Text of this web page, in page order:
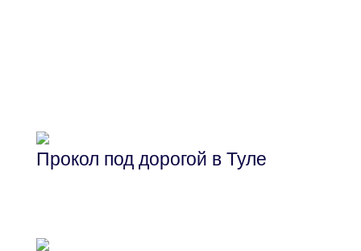
Прокол под дорогой в Туле